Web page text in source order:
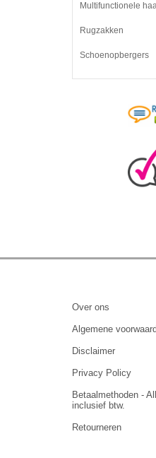
Multifunctionele
Rugzakken
Schoenopbergers
Over ons
Algemene
Disclaimer
Privacy Policy
Betaalmethoden -
inclusief btw.
Retourneren